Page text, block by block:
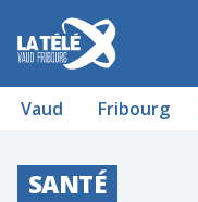
La Télé - Télévision
Vaud Fribourg
SANTÉ